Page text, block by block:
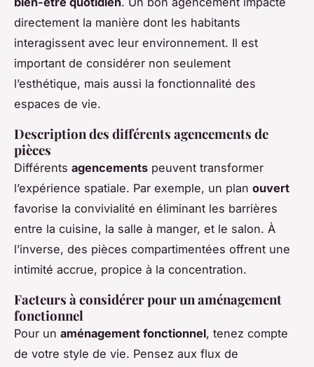
directement la manière dont les habitants
interagissent avec leur environnement. Il est
important de considérer non seulement
l’esthétique, mais aussi la fonctionnalité des
espaces de vie.
Description des différents agencements de
pièces
Différents agencements peuvent transformer
l’expérience spatiale. Par exemple, un plan ouvert
favorise la convivialité en éliminant les barrières
entre la cuisine, la salle à manger, et le salon. À
l’inverse, des pièces compartimentées offrent une
intimité accrue, propice à la concentration.
Facteurs à considérer pour un aménagement
fonctionnel
Pour un aménagement fonctionnel, tenez compte
de votre style de vie. Pensez aux flux de